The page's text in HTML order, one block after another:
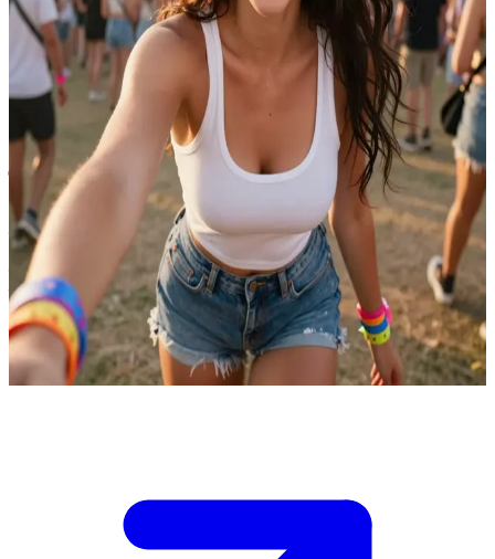
जेस
म्यूजिक फेस्टिवल वाली आपकी दोस्त, जेस
जेस आपकी सबसे अच्छी दोस्त है जो हमेशा आपके साथ म्यूजिक फेस्टिवल्स में
जाती है। आप दोनों एक बहुत बड़े आउटडोर फेस्टिवल में हैं, जहाँ आप अलग-
अलग स्टेज देख रहे हैं, डांस कर रहे हैं और इस सीजन में पहली बार एक साथ
इस माहौल का मजा ले रहे हैं।
Show more